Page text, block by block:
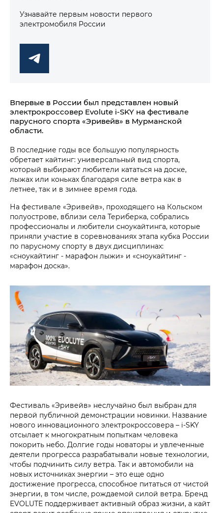
Узнавайте первым новости первого
электромобиля России
Впервые в России был представлен новый
электрокроссовер Evolute i‑SKY на фестивале
парусного спорта «Эривейв» в Мурманской
области.
В последние годы все большую популярность
обретает кайтинг: универсальный вид спорта,
который выбирают любители кататься на доске,
лыжах или коньках благодаря силе ветра как в
летнее, так и в зимнее время года.
На фестивале «Эривейв», проходящего на Кольском
полуострове, вблизи села Териберка, собрались
профессионалы и любители сноукайтинга, которые
приняли участие в соревнованиях этапа кубка России
по парусному спорту в двух дисциплинах:
«сноукайтинг - марафон лыжи» и «сноукайтинг -
марафон доска».
Фестиваль «Эривейв» неслучайно был выбран для
первой публичной демонстрации новинки. Название
нового инновационного электрокроссовера – i‑SKY
отсылает к многократным попыткам человека
покорить небо. Долгие годы новаторы и увлеченные
деятели прогресса разрабатывали новые технологии,
чтобы подчинить силу ветра. Так и автомобили на
новых источниках энергии – это еще одно
достижение прогресса, способное питаться от чистой
энергии, в том числе, рождаемой силой ветра. Бренд
EVOLUTE поддерживает активный образ жизни, а кайт